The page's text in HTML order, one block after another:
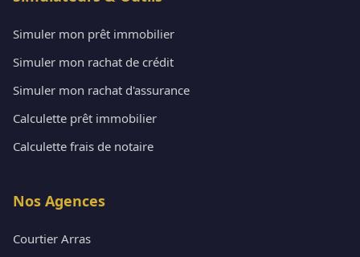
Simuler mon prêt immobilier
Simuler mon rachat de crédit
Simuler mon rachat d'assurance
Calculette prêt immobilier
Calculette frais de notaire
Nos Agences
Courtier Arras